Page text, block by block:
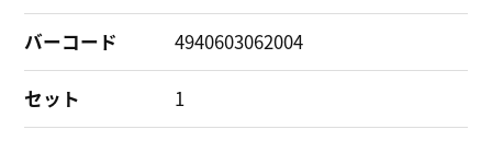
バーコード 4940603062004
セット 1